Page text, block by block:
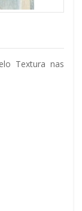
Textura nas